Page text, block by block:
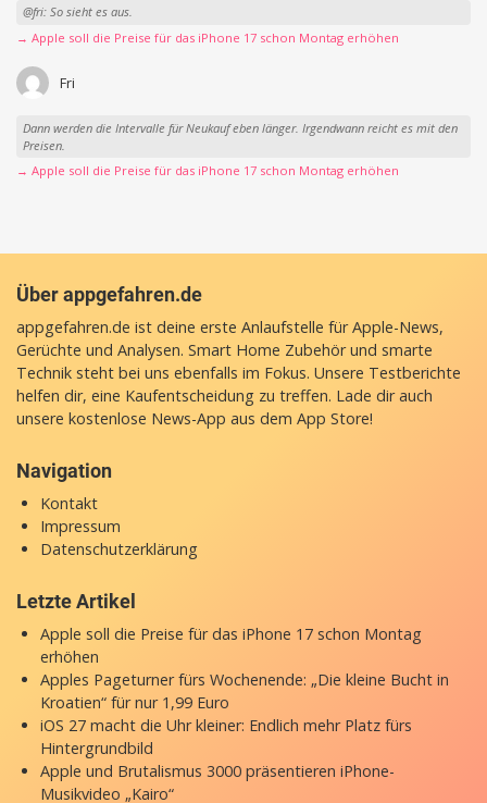
@fri: So sieht es aus.
→ Apple soll die Preise für das iPhone 17 schon Montag erhöhen
Fri
Dann werden die Intervalle für Neukauf eben länger. Irgendwann reicht es mit den
Preisen.
→ Apple soll die Preise für das iPhone 17 schon Montag erhöhen
Über appgefahren.de
appgefahren.de ist deine erste Anlaufstelle für Apple-News,
Gerüchte und Analysen. Smart Home Zubehör und smarte
Technik steht bei uns ebenfalls im Fokus. Unsere Testberichte
helfen dir, eine Kaufentscheidung zu treffen. Lade dir auch
unsere kostenlose News-App aus dem App Store!
Navigation
Kontakt
Impressum
Datenschutzerklärung
Letzte Artikel
Apple soll die Preise für das iPhone 17 schon Montag
erhöhen
Apples Pageturner fürs Wochenende: „Die kleine Bucht in
Kroatien“ für nur 1,99 Euro
iOS 27 macht die Uhr kleiner: Endlich mehr Platz fürs
Hintergrundbild
Apple und Brutalismus 3000 präsentieren iPhone-
Musikvideo „Kairo“